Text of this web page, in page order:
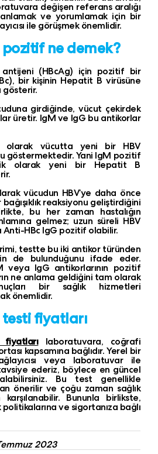
değişen referans aralığı
ve yorumlamak için bir
ile görüşmek önemlidir.
ne demek?
(HBcAg) için pozitif bir
bir kişinin Hepatit B virüsüne
gösterir.
girdiğinde, vücut çekirdek
üretir. IgM ve IgG bu antikorlar
olarak vücutta yeni bir HBV
göstermektedir. Yani IgM pozitif
olarak yeni bir Hepatit B
vücudun HBV’ye daha önce
bağışıklık reaksiyonu geliştirdiğini
bu her zaman hastalığın
gelmez; uzun süreli HBV
Anti-HBc IgG pozitif olabilir.
testte bu iki antikor türünden
de bulunduğunu ifade eder.
veya IgG antikorlarının pozitif
ne anlama geldiğini tam olarak
bir sağlık hizmetleri
önemlidir.
fiyatları
laboratuvara, coğrafi
kapsamına bağlıdır. Yerel bir
veya laboratuvar ile
ederiz, böylece en güncel
Bu test genellikle
önerilir ve çoğu zaman sağlık
karşılanabilir. Bununla birlikste,
ve sigortanıza bağlı
2023